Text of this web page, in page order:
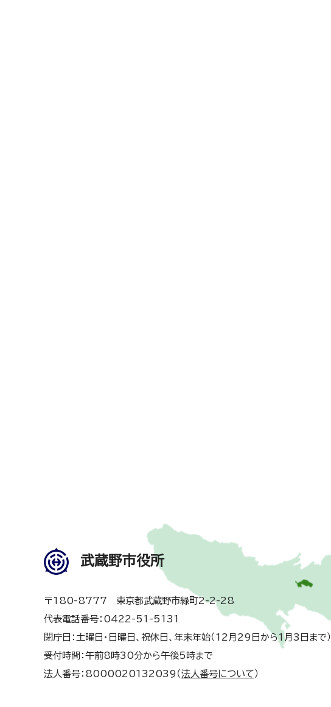
武蔵野市役所
〒180-8777 東京都武蔵野市緑町2-2-28
代表電話番号：0422-51-5131
閉庁日：土曜日・日曜日、祝休日、年末年始（12月29日から1月3日まで）
受付時間：午前8時30分から午後5時まで
法人番号：8000020132039（ 法人番号について ）